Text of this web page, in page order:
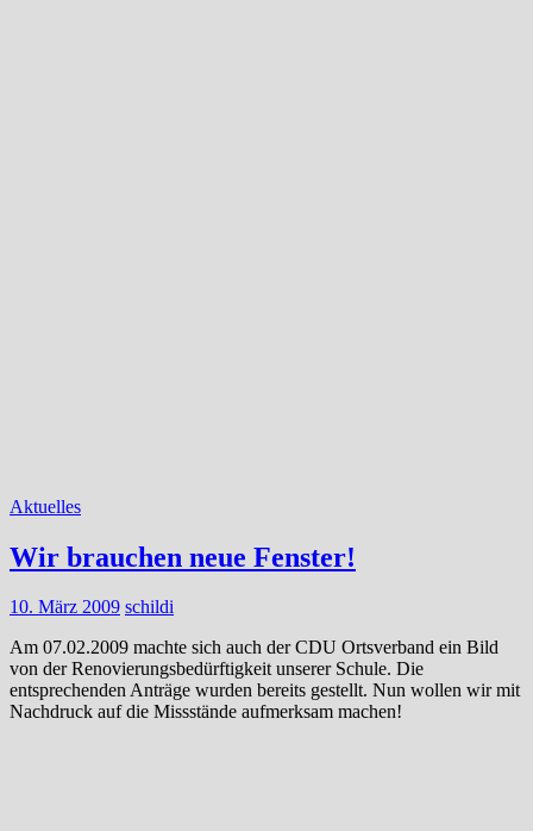
Aktuelles
Wir brauchen neue Fenster!
10. März 2009 schildi
Am 07.02.2009 machte sich auch der CDU Ortsverband ein Bild
von der Renovierungsbedürftigkeit unserer Schule. Die
entsprechenden Anträge wurden bereits gestellt. Nun wollen wir mit
Nachdruck auf die Missstände aufmerksam machen!